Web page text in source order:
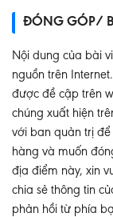
ĐÓNG GÓP/
Nội dung của bài
nguồn trên
được đề cập trên
chúng xuất hiện
với ban quản trị
hàng và muốn
địa điểm này, xin
chia sẻ thông tin
phản hồi từ phía